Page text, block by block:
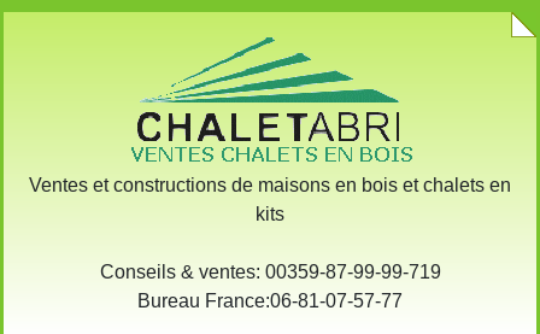
Ventes et constructions de maisons en bois et chalets en
kits
Conseils & ventes: 00359-87-99-99-719
Bureau France:06-81-07-57-77
:: Demande devis pour l'achat
::: MODELE DE BASE